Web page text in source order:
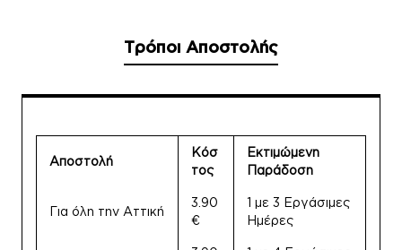
Τρόποι Αποστολής
Αποστολή
Κόσ
τος
Εκτιμώμενη
Παράδοση
Για όλη την Αττική
3.90
€
1 με 3 Εργάσιμες
Ημέρες